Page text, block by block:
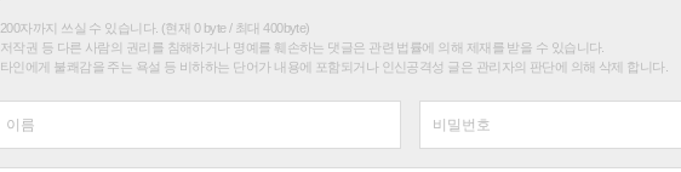
200자까지 쓰실 수 있습니다. (현재 0 byte / 최대 400byte)
저작권 등 다른 사람의 권리를 침해하거나 명예를 훼손하는 댓글은 관련 법률에 의해 제재를 받을 수 있습니다.
타인에게 불쾌감을 주는 욕설 등 비하하는 단어가 내용에 포함되거나 인신공격성 글은 관리자의 판단에 의해 삭제 합니다.